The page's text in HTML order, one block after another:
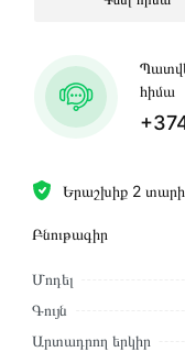
Երաշխիք 2 տարի
Բնութագիր
Մոդել
Գույն
Արտադրող երկիր
հիմա